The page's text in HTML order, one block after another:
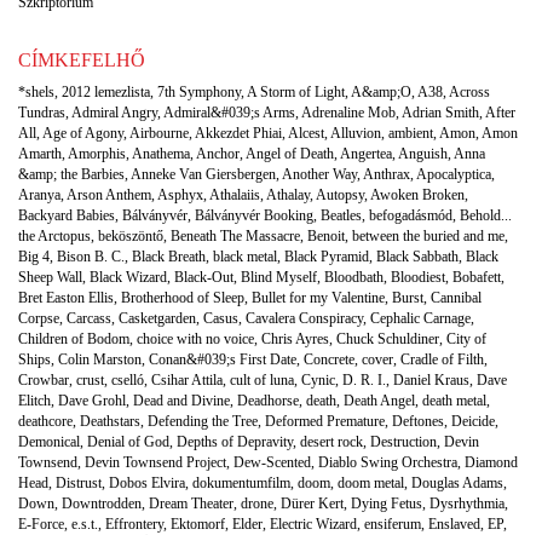
CÍMKEFELHŐ
*shels, 2012 lemezlista, 7th Symphony,A Storm of Light,A&amp;O,A38,Across
Tundras,Admiral Angry,Admiral&#039;s Arms,Adrenaline Mob,Adrian Smith,After
All,Age of Agony,Airbourne,Akkezdet Phiai,Alcest,Alluvion, ambient,Amon,Amon
Amarth,Amorphis,Anathema,Anchor,Angel of Death,Angertea,Anguish,Anna
&amp; the Barbies,Anneke Van Giersbergen,Another Way,Anthrax,Apocalyptica,
Aranya,Arson Anthem,Asphyx,Athalaiis,Athalay,Autopsy,Awoken Broken,
Backyard Babies, Bálványvér, Bálványvér Booking, Beatles, befogadásmód, Behold...
the Arctopus, beköszöntő, Beneath The Massacre, Benoit, between the buried and me,
Big 4, Bison B. C., Black Breath, black metal, Black Pyramid, Black Sabbath, Black
Sheep Wall, Black Wizard, Black-Out, Blind Myself, Bloodbath, Bloodiest, Bobafett,
Bret Easton Ellis, Brotherhood of Sleep, Bullet for my Valentine, Burst, Cannibal
Corpse, Carcass, Casketgarden, Casus, Cavalera Conspiracy, Cephalic Carnage,
Children of Bodom, choice with no voice, Chris Ayres, Chuck Schuldiner, City of
Ships, Colin Marston, Conan&#039;s First Date, Concrete, cover, Cradle of Filth,
Crowbar, crust, cselló, Csihar Attila, cult of luna, Cynic, D. R. I., Daniel Kraus, Dave
Elitch, Dave Grohl, Dead and Divine, Deadhorse, death, Death Angel, death metal,
deathcore, Deathstars, Defending the Tree, Deformed Premature, Deftones, Deicide,
Demonical, Denial of God, Depths of Depravity, desert rock, Destruction, Devin
Townsend, Devin Townsend Project, Dew-Scented, Diablo Swing Orchestra, Diamond
Head, Distrust, Dobos Elvira, dokumentumfilm, doom, doom metal, Douglas Adams,
Down, Downtrodden, Dream Theater, drone, Dürer Kert, Dying Fetus, Dysrhythmia,
E-Force, e.s.t., Effrontery, Ektomorf, Elder, Electric Wizard, ensiferum, Enslaved, EP,